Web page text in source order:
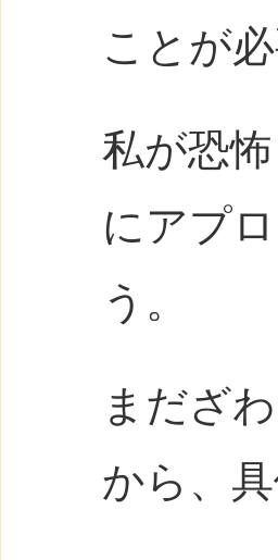
ことが
私が恐
にアプ
う。
まだざ
から、